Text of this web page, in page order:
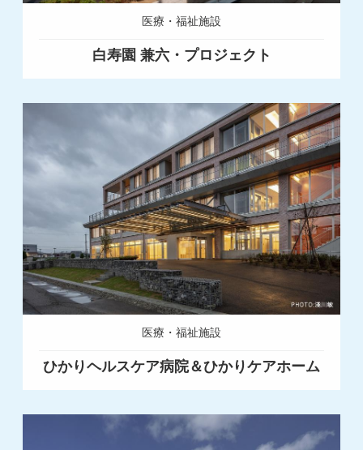
医療・福祉施設
白寿園 兼六・プロジェクト
医療・福祉施設
ひかりヘルスケア病院＆ひかりケアホーム